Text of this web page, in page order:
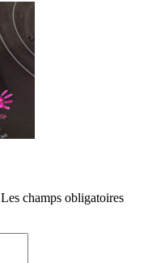
Les champs obligatoires